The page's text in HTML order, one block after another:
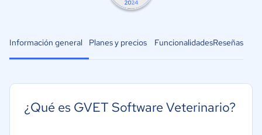
Información general Planes y precios FuncionalidadesReseñas
¿Qué es GVET Software Veterinario?